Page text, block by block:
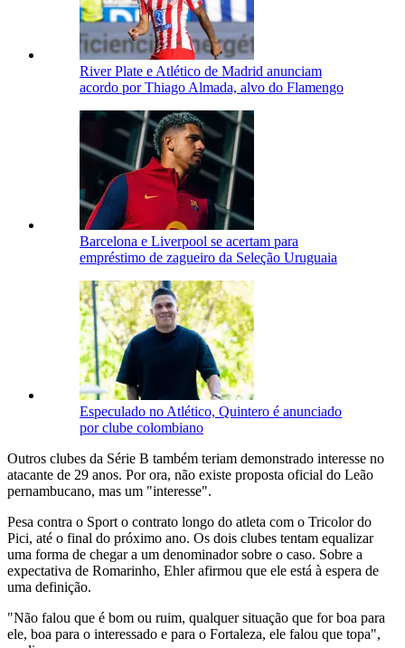
River Plate e Atlético de Madrid anunciam
acordo por Thiago Almada, alvo do Flamengo
Barcelona e Liverpool se acertam para
empréstimo de zagueiro da Seleção Uruguaia
Especulado no Atlético, Quintero é anunciado
por clube colombiano
Outros clubes da Série B também teriam demonstrado interesse no
atacante de 29 anos. Por ora, não existe proposta oficial do Leão
pernambucano, mas um "interesse".
Pesa contra o Sport o contrato longo do atleta com o Tricolor do
Pici, até o final do próximo ano. Os dois clubes tentam equalizar
uma forma de chegar a um denominador sobre o caso. Sobre a
expectativa de Romarinho, Ehler afirmou que ele está à espera de
uma definição.
"Não falou que é bom ou ruim, qualquer situação que for boa para
ele, boa para o interessado e para o Fortaleza, ele falou que topa",